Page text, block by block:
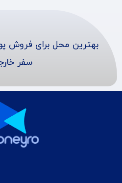
بهترین محل برای فروش
سفر